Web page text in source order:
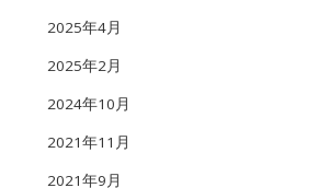
2025年4月
2025年2月
2024年10月
2021年11月
2021年9月